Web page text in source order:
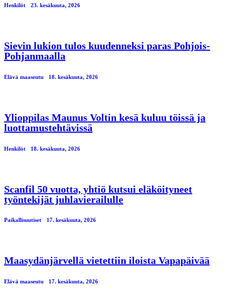
Henkilöt 23. kesäkuuta, 2026
Sievin lukion tulos kuudenneksi paras Pohjois-
Pohjanmaalla
Elävä maaseutu 18. kesäkuuta, 2026
Ylioppilas Maunus Voltin kesä kuluu töissä ja
luottamustehtävissä
Henkilöt 18. kesäkuuta, 2026
Scanfil 50 vuotta, yhtiö kutsui eläköityneet
työntekijät juhlavierailulle
Paikallisuutiset 17. kesäkuuta, 2026
Maasydänjärvellä vietettiin iloista Vapapäivää
Elävä maaseutu 17. kesäkuuta, 2026